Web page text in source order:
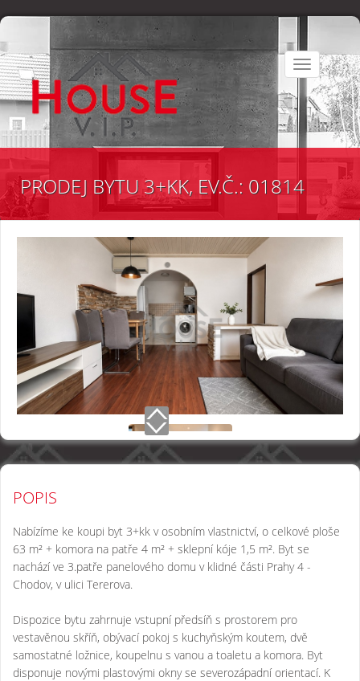
Toggle
navigation
PRODEJ BYTU 3+KK, EV.Č.: 01814
POPIS
Nabízíme ke koupi byt 3+kk v osobním vlastnictví, o celkové ploše
63 m² + komora na patře 4 m² + sklepní kóje 1,5 m². Byt se
nachází ve 3.patře panelového domu v klidné části Prahy 4 -
Chodov, v ulici Tererova.
Dispozice bytu zahrnuje vstupní předsíň s prostorem pro
vestavěnou skříň, obývací pokoj s kuchyňským koutem, dvě
samostatné ložnice, koupelnu s vanou a toaletu a komora. Byt
disponuje novými plastovými okny se severozápadní orientací. K